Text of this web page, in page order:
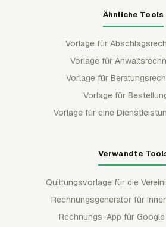
Ähnliche Tools
Vorlage für
Vorlage für
Vorlage für
Vorlage für
Vorlage für eine
Verwandte
Quittungsvorlage für die
Rechnungsgenerator für
Rechnungs-App für